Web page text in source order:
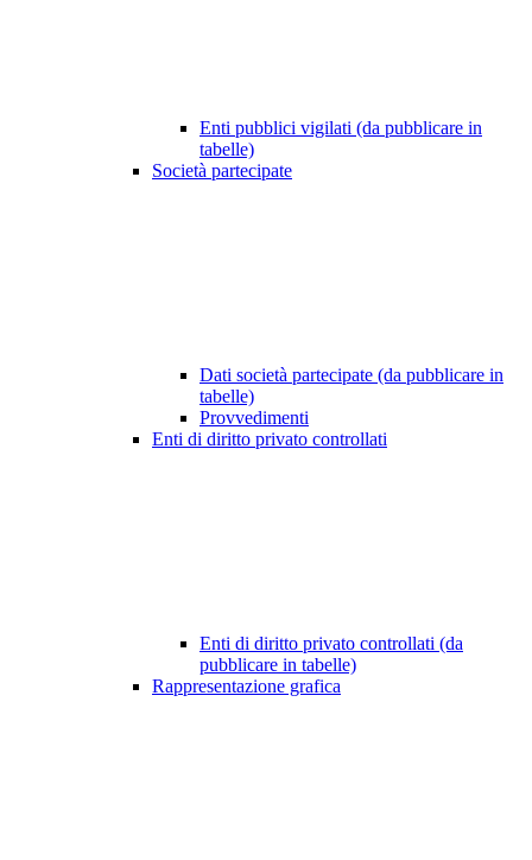
Enti pubblici vigilati (da pubblicare in
tabelle)
Società partecipate
Dati società partecipate (da pubblicare in
tabelle)
Provvedimenti
Enti di diritto privato controllati
Enti di diritto privato controllati (da
pubblicare in tabelle)
Rappresentazione grafica